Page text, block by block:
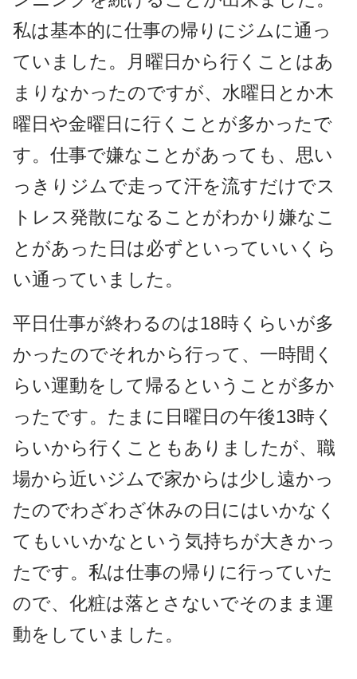
私は基本的に仕事の帰りにジムに通っ
ていました。月曜日から行くことはあ
まりなかったのですが、水曜日とか木
曜日や金曜日に行くことが多かったで
す。仕事で嫌なことがあっても、思い
っきりジムで走って汗を流すだけでス
トレス発散になることがわかり嫌なこ
とがあった日は必ずといっていいくら
い通っていました。
平日仕事が終わるのは18時くらいが多
かったのでそれから行って、一時間く
らい運動をして帰るということが多か
ったです。たまに日曜日の午後13時く
らいから行くこともありましたが、職
場から近いジムで家からは少し遠かっ
たのでわざわざ休みの日にはいかなく
てもいいかなという気持ちが大きかっ
たです。私は仕事の帰りに行っていた
ので、化粧は落とさないでそのまま運
動をしていました。